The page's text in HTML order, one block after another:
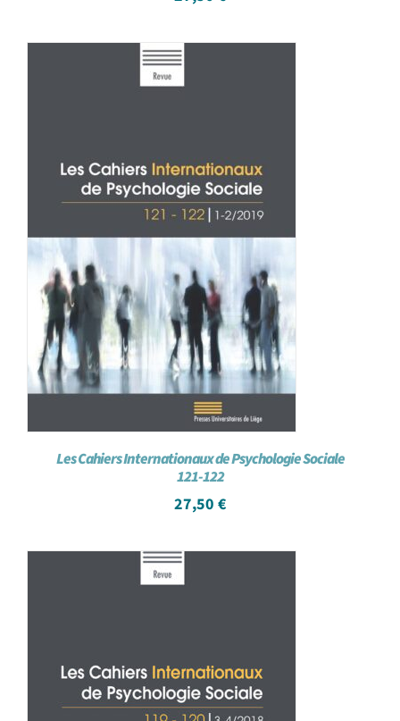
Les Cahiers Internationaux de Psychologie Sociale
121-122
27,50 €